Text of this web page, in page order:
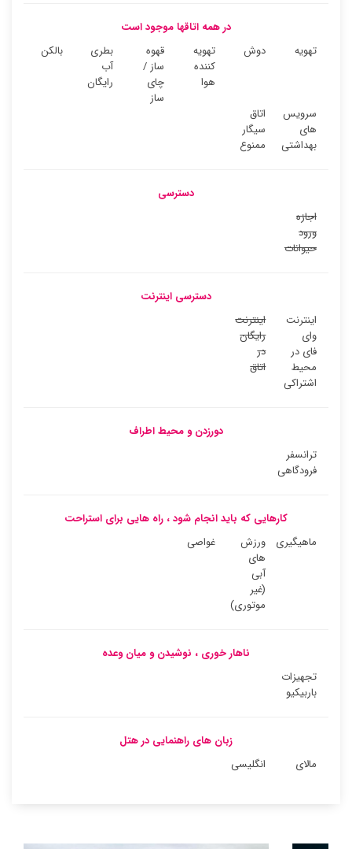
در همه اتاقها موجود است
تهویه
دوش
تهویه
کننده
هوا
قهوه
ساز /
چای
ساز
بطری
آب
رایگان
بالکن
سرویس
های
بهداشتی
اتاق
سیگار
ممنوع
دسترسی
اجازه
ورود
حیوانات
دسترسی اینترنت
اینترنت
وای
فای در
محیط
اشتراکی
اینترنت
رایگان
در
اتاق
دورزدن و محیط اطراف
ترانسفر
فرودگاهی
کارهایی که باید انجام شود ، راه هایی برای استراحت
ماهیگیری
ورزش
های
آبی
(غیر
موتوری)
غواصی
ناهار خوری ، نوشیدن و میان وعده
تجهیزات
باربیکیو
زبان های راهنمایی در هتل
مالای
انگلیسی